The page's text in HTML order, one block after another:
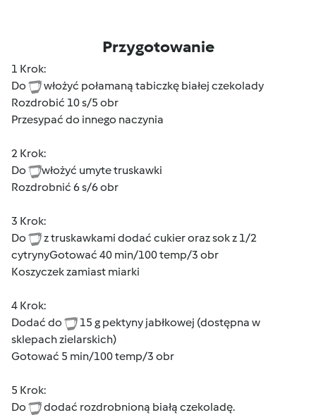
Przygotowanie
1 Krok:
Do
włożyć połamaną tabiczkę białej czekolady
Rozdrobić 10 s/5 obr
Przesypać do innego naczynia
2 Krok:
Do
włożyć umyte truskawki
Rozdrobnić 6 s/6 obr
3 Krok:
Do
z truskawkami dodać cukier oraz sok z 1/2
cytrynyGotować 40 min/100 temp/3 obr
Koszyczek zamiast miarki
4 Krok:
Dodać do
15 g pektyny jabłkowej (dostępna w
sklepach zielarskich)
Gotować 5 min/100 temp/3 obr
5 Krok:
Do
dodać rozdrobnioną białą czekoladę.